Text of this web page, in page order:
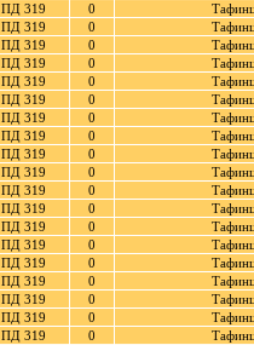
ПД 319 0
ПД 319 0
ПД 319 0
ПД 319 0
ПД 319 0
ПД 319 0
ПД 319 0
ПД 319 0
ПД 319 0
ПД 319 0
ПД 319 0
ПД 319 0
ПД 319 0
ПД 319 0
ПД 319 0
ПД 319 0
ПД 319 0
ПД 319 0
ПД 319 0